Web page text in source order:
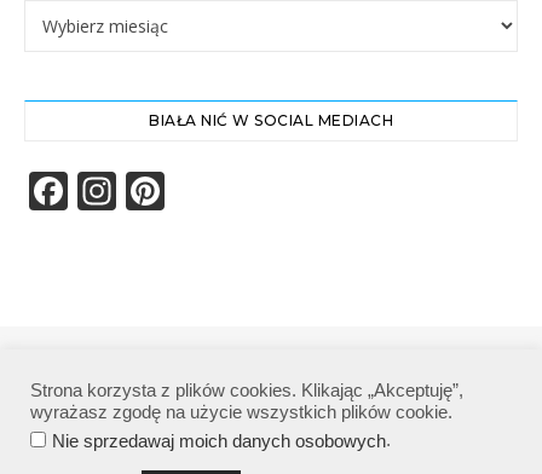
Archiwa
BIAŁA NIĆ W SOCIAL MEDIACH
Facebook
Instagram
Polityka prywatności
Strona korzysta z plików cookies. Klikając „Akceptuję”,
wyrażasz zgodę na użycie wszystkich plików cookie.
Nie sprzedawaj moich danych osobowych.